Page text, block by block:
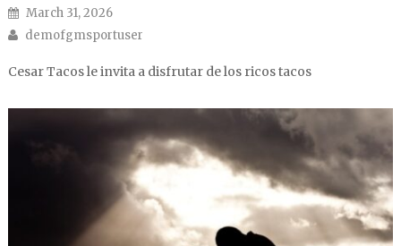
Posted on
March 31, 2026
Author
demofgmsportuser
Cesar Tacos le invita a disfrutar de los ricos tacos